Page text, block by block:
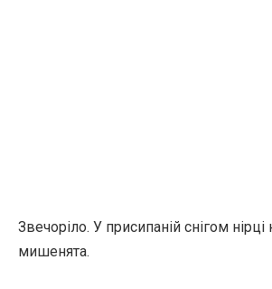
Звечоріло. У присипаній снігом
мишенята.